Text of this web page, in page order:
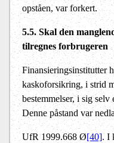
opståen, var forkert.
5.5. Skal den
tilregnes forbrugeren
Finansieringsinstitutter
kaskoforsikring, i strid
bestemmelser, i sig
Denne påstand var
UfR 1999.668 Ø[40]. I